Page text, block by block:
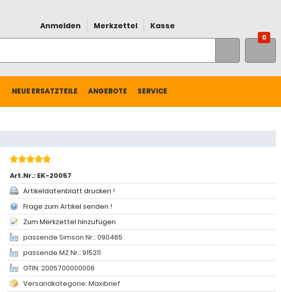
Anmelden Merkzettel Kasse
0
NEUE ERSATZTEILE ANGEBOTE SERVICE
Art.Nr.: EK-20057
Artikeldatenblatt drucken !
Frage zum Artikel senden !
Zum Merkzettel hinzufügen
passende Simson Nr.: 090465
passende MZ Nr.: 915211
GTIN: 2005700000006
Versandkategorie: Maxibrief